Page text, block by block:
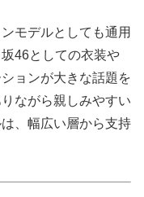
モデルとしても通用
46としての衣装や
ョンが大きな話題を
ながら親しみやすい
、幅広い層から支持